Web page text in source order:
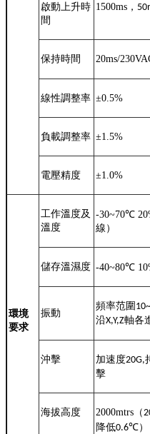
啟動上升時
間
1500ms ，
保持時間 20ms/
線性調整率 ±0.5%
負載調整率 ±1.5%
電壓精度 ±1.0%
環境
要求
工作溫度及
溫度
-30~70℃
線）
儲存溫濕度 -40~80℃
振動
頻率范圍
沿X,Y,Z軸各
沖擊 加速度20G,
擊
海拔高度 2000mtrs （
降低0.6℃）